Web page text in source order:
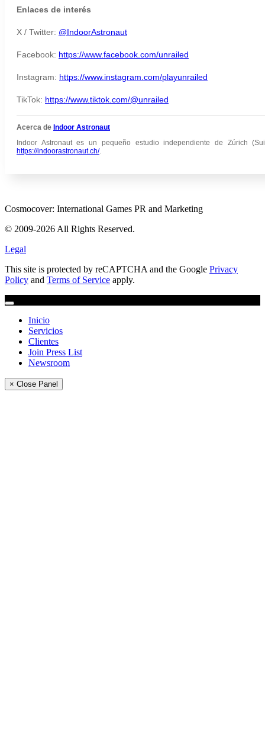
Enlaces de interés
X / Twitter: @IndoorAstronaut
Facebook: https://www.facebook.com/unrailed
Instagram: https://www.instagram.com/playunrailed
TikTok: https://www.tiktok.com/@unrailed
Acerca de Indoor Astronaut
Indoor Astronaut es un pequeño estudio independiente de Zúrich
https://indoorastronaut.ch/.
Cosmocover: International Games PR and Marketing
© 2009-2026 All Rights Reserved.
Legal
This site is protected by reCAPTCHA and the Google Privacy
Policy and Terms of Service apply.
Inicio
Servicios
Clientes
Join Press List
Newsroom
× Close Panel